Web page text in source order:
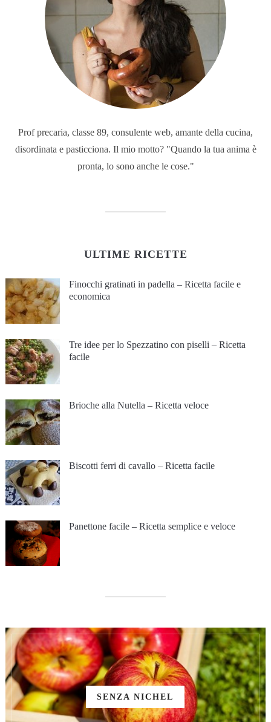
Prof precaria, classe 89, consulente web, amante della cucina,
disordinata e pasticciona. Il mio motto? "Quando la tua anima è
pronta, lo sono anche le cose."
ULTIME RICETTE
Finocchi gratinati in padella – Ricetta facile e
economica
Tre idee per lo Spezzatino con piselli – Ricetta
facile
Brioche alla Nutella – Ricetta veloce
Biscotti ferri di cavallo – Ricetta facile
Panettone facile – Ricetta semplice e veloce
SENZA NICHEL